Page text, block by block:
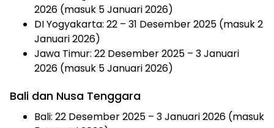
2026 (masuk 5 Januari 2026)
DI Yogyakarta: 22 – 31 Desember 2025 (masuk 2
Januari 2026)
Jawa Timur: 22 Desember 2025 – 3 Januari
2026 (masuk 5 Januari 2026)
Bali dan Nusa Tenggara
Bali: 22 Desember 2025 – 3 Januari 2026 (masuk